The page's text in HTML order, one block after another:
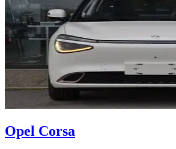
Opel Corsa